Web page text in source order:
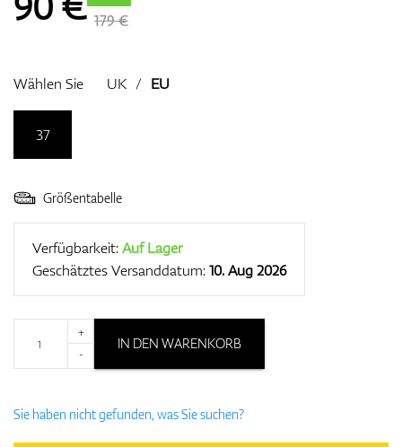
Entfernungsmesser & GPS
179 €
Wählen Sie UK / EU
37
Größentabelle
Verfügbarkeit:Auf Lager
Geschätztes Versanddatum:10. Aug 2026
+
-
IN DEN WARENKORB
Sie haben nicht gefunden, was Sie suchen?